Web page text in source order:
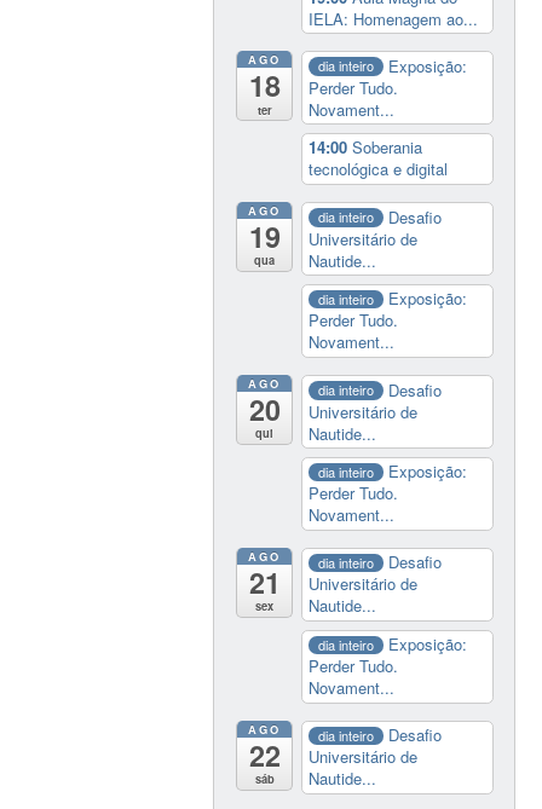
IELA: Homenagem ao...
AGO
18
ter
dia inteiro
Exposição:
Perder Tudo.
Novament...
14:00Soberania
tecnológica e digital
AGO
19
qua
dia inteiro
Desafio
Universitário de
Nautide...
dia inteiro
Exposição:
Perder Tudo.
Novament...
AGO
20
qui
dia inteiro
Desafio
Universitário de
Nautide...
dia inteiro
Exposição:
Perder Tudo.
Novament...
AGO
21
sex
dia inteiro
Desafio
Universitário de
Nautide...
dia inteiro
Exposição:
Perder Tudo.
Novament...
AGO
22
sáb
dia inteiro
Desafio
Universitário de
Nautide...